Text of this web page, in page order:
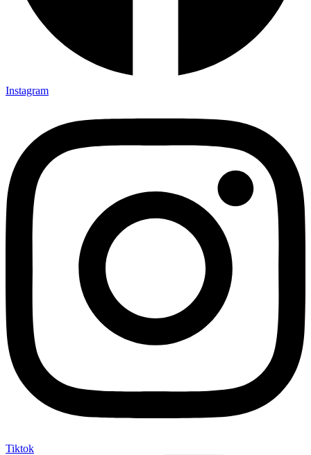
Instagram
Tiktok